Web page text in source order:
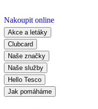
Nakoupit online
Akce a letáky
Clubcard
Naše značky
Naše služby
Hello Tesco
Jak pomáháme